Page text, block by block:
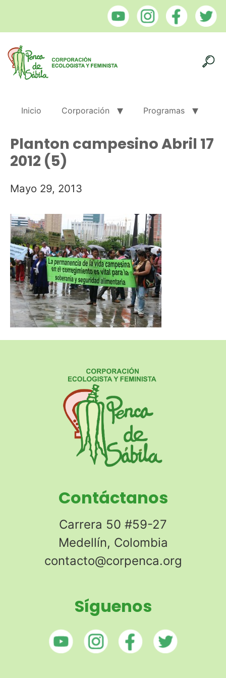
Inicio Corporación Programas
Planton campesino Abril 17
2012 (5)
Mayo 29, 2013
Contáctanos
Carrera 50 #59-27
Medellín, Colombia
contacto@corpenca.org
Síguenos